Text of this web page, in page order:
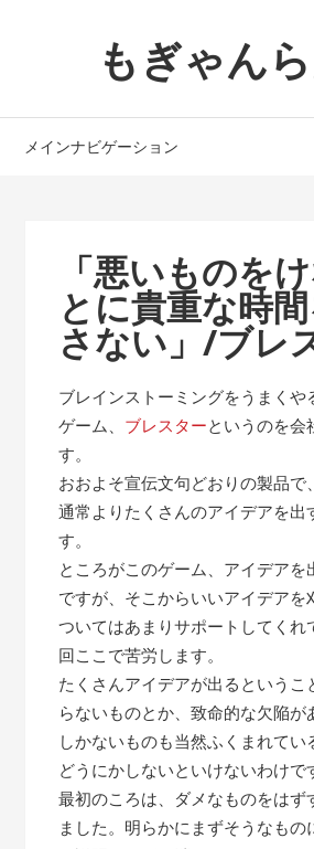
ョ
へ
もぎゃん
メインナビゲーション
「悪いものを
とに貴重な時
さない」/ブレ
ブレインストーミングをうまくや
ゲーム、 ブレスターというのを会
す。
おおよそ宣伝文句どおりの製品で
通常よりたくさんのアイデアを出
す。
ところがこのゲーム、アイデアを
ですが、そこからいいアイデアを
ついてはあまりサポートしてくれ
回ここで苦労します。
たくさんアイデアが出るというこ
らないものとか、致命的な欠陥が
しかないものも当然ふくまれてい
どうにかしないといけないわけで
最初のころは、ダメなものをはず
ました。明らかにまずそうなもの